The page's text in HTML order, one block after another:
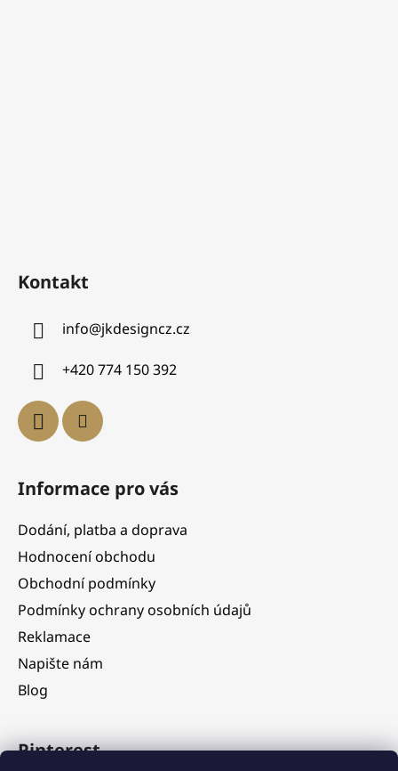
Kontakt
info@jkdesigncz.cz
+420 774 150 392
Informace pro vás
Dodání, platba a doprava
Hodnocení obchodu
Obchodní podmínky
Podmínky ochrany osobních údajů
Reklamace
Napište nám
Blog
Pinterest